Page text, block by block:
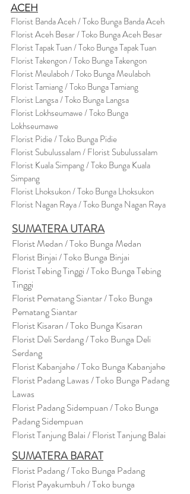
ACEH
Florist Banda Aceh / Toko Bunga Banda Aceh
Florist Aceh Besar / Toko Bunga Aceh Besar
Florist Tapak Tuan / Toko Bunga Tapak Tuan
Florist Takengon / Toko Bunga Takengon
Florist Meulaboh / Toko Bunga Meulaboh
Florist Tamiang / Toko Bunga Tamiang
Florist Langsa / Toko Bunga Langsa
Florist Lokhseumawe / Toko Bunga
Lokhseumawe
Florist Pidie / Toko Bunga Pidie
Florist Subulussalam / Florist Subulussalam
Florist Kuala Simpang / Toko Bunga Kuala
Simpang
Florist Lhoksukon / Toko Bunga Lhoksukon
Florist Nagan Raya / Toko Bunga Nagan Raya
SUMATERA UTARA
Florist Medan / Toko Bunga Medan
Florist Binjai / Toko Bunga Binjai
Florist Tebing Tinggi / Toko Bunga Tebing
Tinggi
Florist Pematang Siantar / Toko Bunga
Pematang Siantar
Florist Kisaran / Toko Bunga Kisaran
Florist Deli Serdang / Toko Bunga Deli
Serdang
Florist Kabanjahe / Toko Bunga Kabanjahe
Florist Padang Lawas / Toko Bunga Padang
Lawas
Florist Padang Sidempuan / Toko Bunga
Padang Sidempuan
Florist Tanjung Balai / Florist Tanjung Balai
SUMATERA BARAT
Florist Padang / Toko Bunga Padang
Florist Payakumbuh / Toko bunga